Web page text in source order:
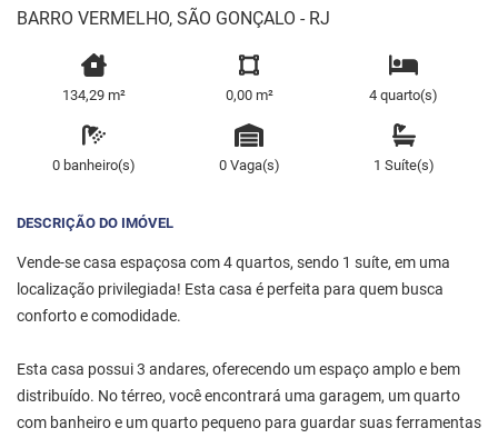
BARRO VERMELHO, SÃO GONÇALO - RJ
134,29 m² 0,00 m² 4 quarto(s)
0 banheiro(s) 0 Vaga(s) 1 Suíte(s)
DESCRIÇÃO DO IMÓVEL
Vende-se casa espaçosa com 4 quartos, sendo 1 suíte, em uma
localização privilegiada! Esta casa é perfeita para quem busca
conforto e comodidade.
Esta casa possui 3 andares, oferecendo um espaço amplo e bem
distribuído. No térreo, você encontrará uma garagem, um quarto
com banheiro e um quarto pequeno para guardar suas ferramentas